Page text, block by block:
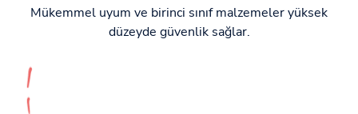
Mükemmel uyum ve birinci sınıf malzemeler yüksek
düzeyde güvenlik sağlar.